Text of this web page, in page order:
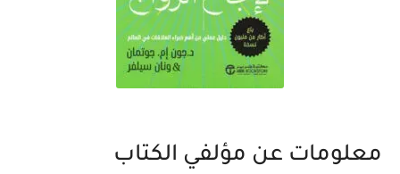
معلومات عن مؤلفي الكتاب